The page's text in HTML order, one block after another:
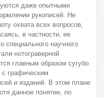
даже опытными
рукописей. Не
охвата всех вопросов,
в частности, ее
специального научного
нотограверной
главным образом сугубо
с графическим
и изданий. В этом плане
данное понятие, по